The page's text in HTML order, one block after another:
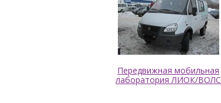
Передвижная мобильная
лаборатория ЛИОК/ВОЛС